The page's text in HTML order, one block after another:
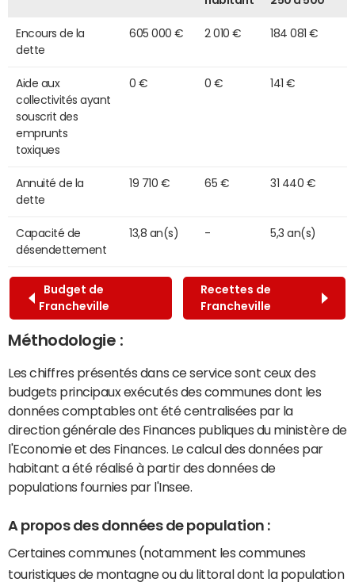
Encours de la
dette
605 000 € 2 010 € 184 081 €
Aide aux
collectivités ayant
souscrit des
emprunts
toxiques
0 € 0 € 141 €
Annuité de la
dette
19 710 € 65 € 31 440 €
Capacité de
désendettement
13,8 an(s) - 5,3 an(s)
Budget de
Francheville
Recettes de
Francheville
Méthodologie :
Les chiffres présentés dans ce service sont ceux des
budgets principaux exécutés des communes dont les
données comptables ont été centralisées par la
direction générale des Finances publiques du ministère de
l'Economie et des Finances. Le calcul des données par
habitant a été réalisé à partir des données de
populations fournies par l'Insee.
A propos des données de population :
Certaines communes (notamment les communes
touristiques de montagne ou du littoral dont la population